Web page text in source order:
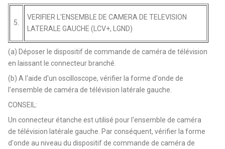
5.
VERIFIER L'ENSEMBLE DE CAMERA DE TELEVISION
LATERALE GAUCHE (LCV+, LGND)
(a) Déposer le dispositif de commande de caméra de télévision
en laissant le connecteur branché.
(b) A l'aide d'un oscilloscope, vérifier la forme d'onde de
l'ensemble de caméra de télévision latérale gauche.
CONSEIL:
Un connecteur étanche est utilisé pour l'ensemble de caméra
de télévision latérale gauche. Par conséquent, vérifier la forme
d'onde au niveau du dispositif de commande de caméra de